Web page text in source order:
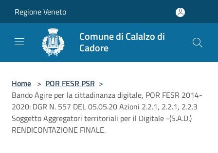
Regione Veneto
Comune di Calalzo di
Cadore
Home > POR FESR PSR >
Bando Agire per la cittadinanza digitale, POR FESR 2014-
2020: DGR N. 557 DEL 05.05.20 Azioni 2.2.1, 2.2.1, 2.2.3
Soggetto Aggregatori territoriali per il Digitale -(S.A.D.)
RENDICONTAZIONE FINALE.